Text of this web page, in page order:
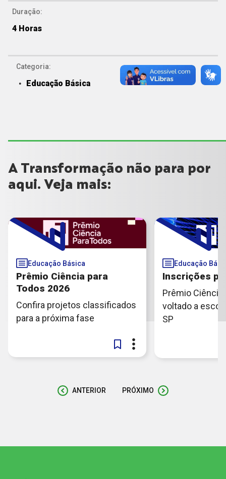
Duração:
4 Horas
Categoria:
Educação Básica
A Transformação não para por
aqui. Veja mais:
Educação Básica
Prêmio Ciência para
Todos 2026
Confira projetos classificados
para a próxima fase
Educação
Inscrições
Prêmio Ciência
voltado a
SP
ANTERIOR PRÓXIMO